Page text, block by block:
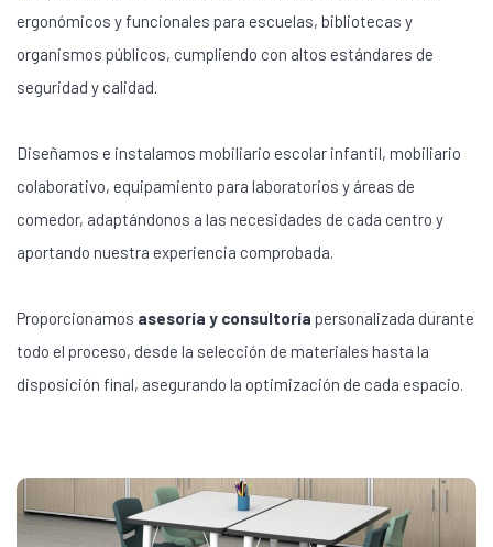
ergonómicos y funcionales para escuelas, bibliotecas y
organismos públicos, cumpliendo con altos estándares de
seguridad y calidad.
Diseñamos e instalamos mobiliario escolar infantil, mobiliario
colaborativo, equipamiento para laboratorios y áreas de
comedor, adaptándonos a las necesidades de cada centro y
aportando nuestra experiencia comprobada.
Proporcionamos asesoría y consultoría personalizada durante
todo el proceso, desde la selección de materiales hasta la
disposición final, asegurando la optimización de cada espacio.